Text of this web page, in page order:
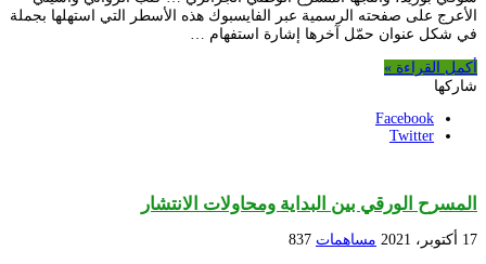
الأعرج على صفحته الرسمية عبر الفايسبوك هذه الأسطر التي استهلها بجملة
في شكل عنوان حمّل آخرها إشارة استفهام …
أكمل القراءة »
شاركها
Facebook
Twitter
المسرح الورقي بين البداية ومحاولات الانتشار
17 أكتوبر، 2021 مساهمات 837